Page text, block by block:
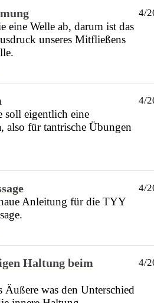
eine Welle ab, darum ist das
unseres Mitfließens
4/
soll eigentlich eine
also für tantrische Übungen
4/
Anleitung für die TYY
4/
Haltung beim
was den Unterschied
4/